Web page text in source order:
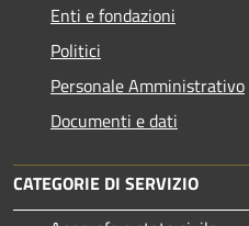
Enti e fondazioni
Politici
Personale Amministrativo
Documenti e dati
CATEGORIE DI SERVIZIO